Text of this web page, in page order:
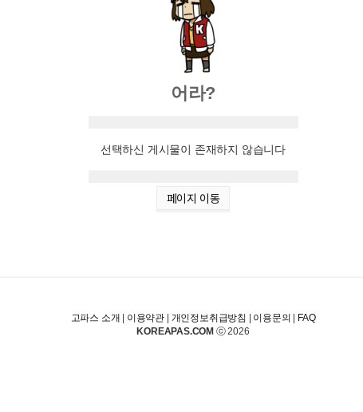
어라?
선택하신 게시물이 존재하지 않습니다
페이지 이동
고파스 소개 이용약관 개인정보취급방침 이용문의
FAQ
KOREAPAS.COM ⓒ 2026